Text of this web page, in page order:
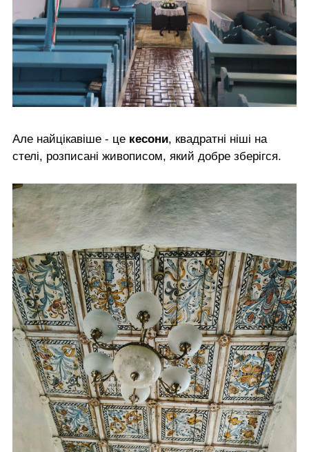
Але найцікавіше - це кесони, квадратні ніші на
стелі, розписані живописом, який добре зберігся.